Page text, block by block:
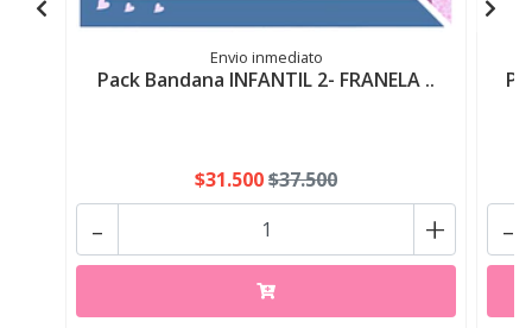
Envio inmediato
Pack Bandana INFANTIL 2- FRANELA ..
$31.500$37.500
+
- -